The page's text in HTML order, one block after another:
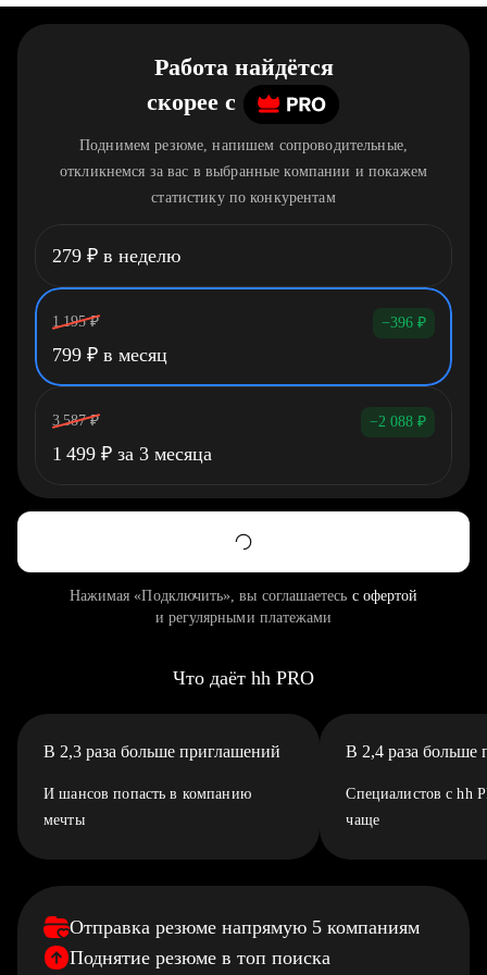
Работа найдётся
скорее c
Поднимем резюме, напишем сопроводительные,
откликнемся за вас в выбранные компании и покажем
статистику по конкурентам
279 ₽ в неделю
1 195 ₽ −396 ₽
799 ₽ в месяц
3 587 ₽ −2 088 ₽
1 499 ₽ за 3 месяца
Нажимая «Подключить», вы соглашаетесь с офертой
и регулярными платежами
Что даёт hh PRO
В 2,3 раза больше приглашений
И шансов попасть в компанию
мечты
В 2,4 раза больше
Специалистов с hh
чаще
Отправка резюме напрямую 5 компаниям
Поднятие резюме в топ поиска